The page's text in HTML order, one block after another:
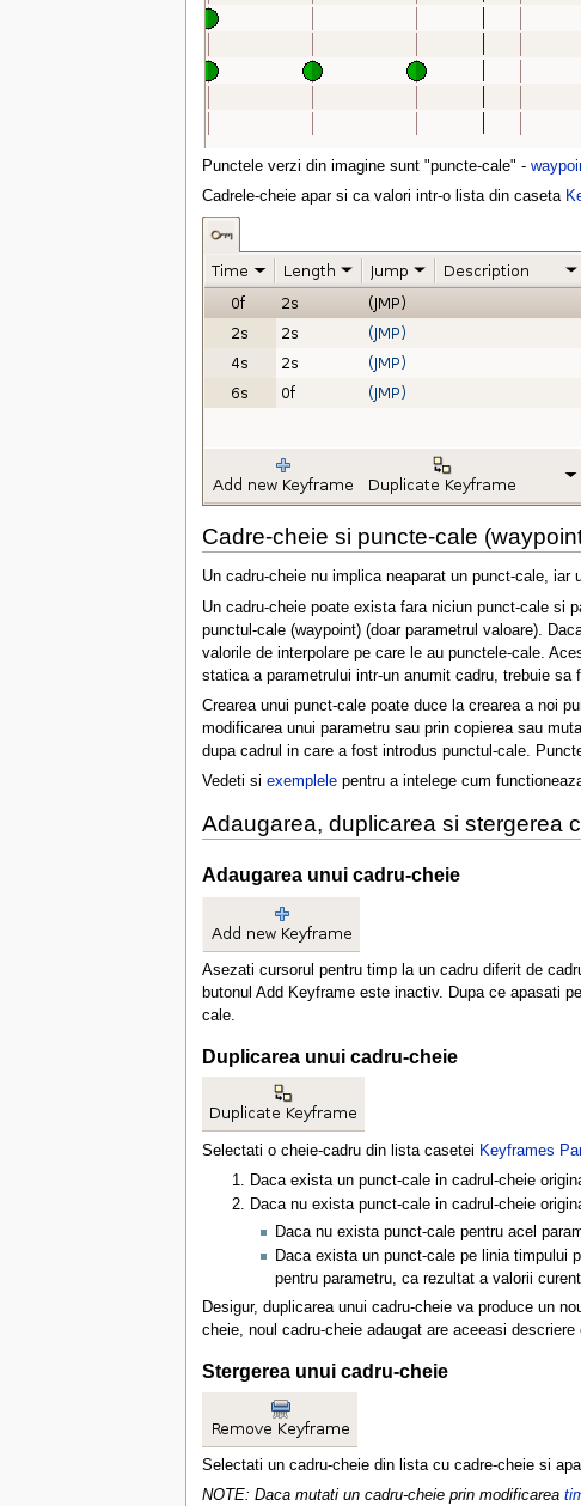
Punctele verzi din imagine sunt "puncte-cale" -
Cadrele-cheie apar si ca valori intr-o lista din caseta
Cadre-cheie si puncte-cale
Un cadru-cheie nu implica neaparat un punct-cale,
Un cadru-cheie poate exista fara niciun punct-cale si
punctul-cale (waypoint) (doar parametrul valoare).
valorile de interpolare pe care le au punctele-cale.
statica a parametrului intr-un anumit cadru, trebuie sa
Crearea unui punct-cale poate duce la crearea a noi
modificarea unui parametru sau prin copierea sau
dupa cadrul in care a fost introdus punctul-cale.
Vedeti si exemplelepentru a intelege cum
Adaugarea, duplicarea si stergerea
Adaugarea unui cadru-cheie
Asezati cursorul pentru timp la un cadru diferit de
butonul Add Keyframe este inactiv. Dupa ce apasati
cale.
Duplicarea unui cadru-cheie
Selectati o cheie-cadru din lista casetei Keyframes
Daca exista un punct-cale in cadrul-cheie
Daca nu exista punct-cale in cadrul-cheie
Daca nu exista punct-cale pentru acel
Daca exista un punct-cale pe linia timpului
pentru parametru, ca rezultat a valorii
Desigur, duplicarea unui cadru-cheie va produce un
cheie, noul cadru-cheie adaugat are aceeasi
Stergerea unui cadru-cheie
Selectati un cadru-cheie din lista cu cadre-cheie si
NOTE: Daca mutati un cadru-cheie prin modificarea